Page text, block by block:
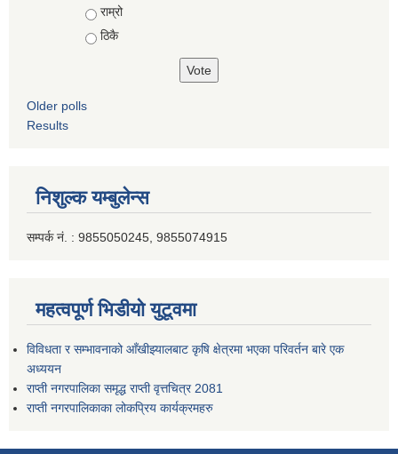
राम्रो
ठिकै
Older polls
Results
निशुल्क यम्बुलेन्स
सम्पर्क नं. : 9855050245, 9855074915
महत्वपूर्ण भिडीयो युटूवमा
विविधता र सम्भावनाको आँखीझ्यालबाट कृषि क्षेत्रमा भएका परिवर्तन बारे एक
अध्ययन
राप्ती नगरपालिका समृद्ध राप्ती वृत्तचित्र 2081
राप्ती नगरपालिकाका लोकप्रिय कार्यक्रमहरु